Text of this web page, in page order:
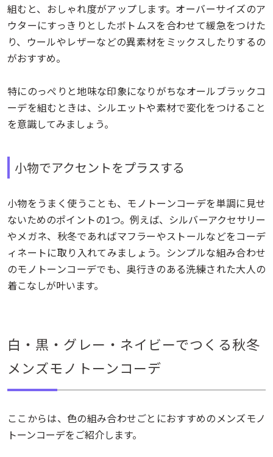
組むと、おしゃれ度がアップします。オーバーサイズのア
ウターにすっきりとしたボトムスを合わせて緩急をつけた
り、ウールやレザーなどの異素材をミックスしたりするの
がおすすめ。
特にのっぺりと地味な印象になりがちなオールブラックコ
ーデを組むときは、シルエットや素材で変化をつけること
を意識してみましょう。
小物でアクセントをプラスする
小物をうまく使うことも、モノトーンコーデを単調に見せ
ないためのポイントの1つ。例えば、シルバーアクセサリー
やメガネ、秋冬であればマフラーやストールなどをコーデ
ィネートに取り入れてみましょう。シンプルな組み合わせ
のモノトーンコーデでも、奥行きのある洗練された大人の
着こなしが叶います。
白・黒・グレー・ネイビーでつくる秋冬
メンズモノトーンコーデ
ここからは、色の組み合わせごとにおすすめのメンズモノ
トーンコーデをご紹介します。